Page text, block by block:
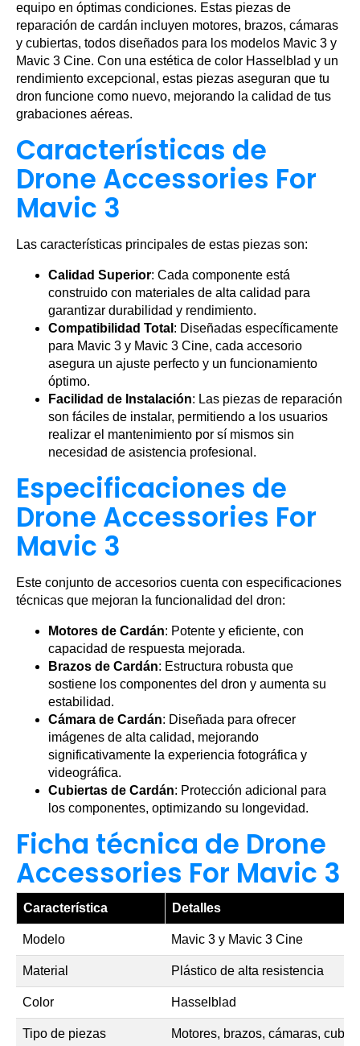
equipo en óptimas condiciones. Estas piezas de
reparación de cardán incluyen motores, brazos, cámaras
y cubiertas, todos diseñados para los modelos Mavic 3 y
Mavic 3 Cine. Con una estética de color Hasselblad y un
rendimiento excepcional, estas piezas aseguran que tu
dron funcione como nuevo, mejorando la calidad de tus
grabaciones aéreas.
Características de
Drone Accessories For
Mavic 3
Las características principales de estas piezas son:
Calidad Superior: Cada componente está
construido con materiales de alta calidad para
garantizar durabilidad y rendimiento.
Compatibilidad Total : Diseñadas específicamente
para Mavic 3 y Mavic 3 Cine, cada accesorio
asegura un ajuste perfecto y un funcionamiento
óptimo.
Facilidad de Instalación: Las piezas de reparación
son fáciles de instalar, permitiendo a los usuarios
realizar el mantenimiento por sí mismos sin
necesidad de asistencia profesional.
Especificaciones de
Drone Accessories For
Mavic 3
Este conjunto de accesorios cuenta con especificaciones
técnicas que mejoran la funcionalidad del dron:
Motores de Cardán: Potente y eficiente, con
capacidad de respuesta mejorada.
Brazos de Cardán: Estructura robusta que
sostiene los componentes del dron y aumenta su
estabilidad.
Cámara de Cardán: Diseñada para ofrecer
imágenes de alta calidad, mejorando
significativamente la experiencia fotográfica y
videográfica.
Cubiertas de Cardán: Protección adicional para
los componentes, optimizando su longevidad.
Ficha técnica de Drone
Accessories For Mavic 3
Característica Detalles
Modelo Mavic 3 y Mavic 3 Cine
Material Plástico de alta resistencia
Color Hasselblad
Tipo de piezas Motores, brazos, cámaras,